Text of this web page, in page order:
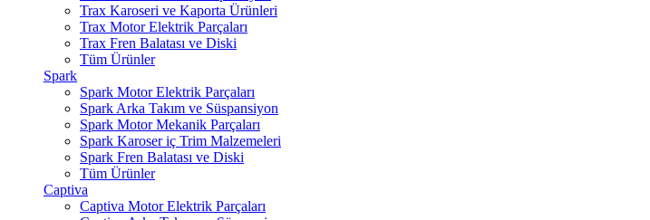
Trax Karoseri ve Kaporta Ürünleri
Trax Motor Elektrik Parçaları
Trax Fren Balatası ve Diski
Tüm Ürünler
Spark
Spark Motor Elektrik Parçaları
Spark Arka Takım ve Süspansiyon
Spark Motor Mekanik Parçaları
Spark Karoser iç Trim Malzemeleri
Spark Fren Balatası ve Diski
Tüm Ürünler
Captiva
Captiva Motor Elektrik Parçaları